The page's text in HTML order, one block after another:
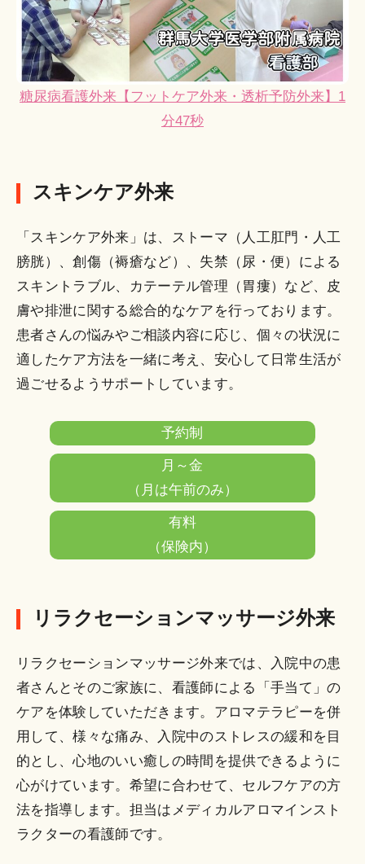
糖尿病看護外来【フットケア外来・透析予防外来】1
分47秒
スキンケア外来
「スキンケア外来」は、ストーマ（人工肛門・人工
膀胱）、創傷（褥瘡など）、失禁（尿・便）による
スキントラブル、カテーテル管理（胃瘻）など、皮
膚や排泄に関する総合的なケアを行っております。
患者さんの悩みやご相談内容に応じ、個々の状況に
適したケア方法を一緒に考え、安心して日常生活が
過ごせるようサポートしています。
予約制
月～金
（月は午前のみ）
有料
（保険内）
リラクセーションマッサージ外来
リラクセーションマッサージ外来では、入院中の患
者さんとそのご家族に、看護師による「手当て」の
ケアを体験していただきます。アロマテラピーを併
用して、様々な痛み、入院中のストレスの緩和を目
的とし、心地のいい癒しの時間を提供できるように
心がけています。希望に合わせて、セルフケアの方
法を指導します。担当はメディカルアロマインスト
ラクターの看護師です。